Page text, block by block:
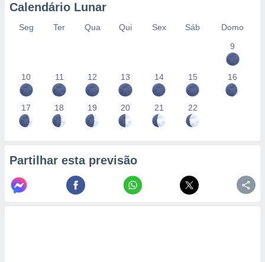
Calendário Lunar
Seg Ter Qua Qui Sex Sáb
Domo
9
10 11 12 13 14 15 16
17 18 19 20 21 22
Partilhar esta previsão